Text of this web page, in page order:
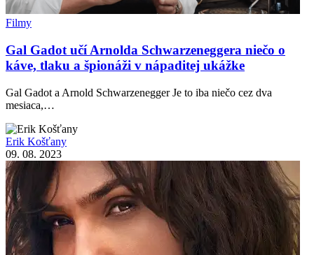
Filmy
Gal Gadot učí Arnolda Schwarzeneggera niečo o
káve, tlaku a špionáži v nápaditej ukážke
Gal Gadot a Arnold Schwarzenegger Je to iba niečo cez dva
mesiaca,…
Erik Košťany
09. 08. 2023